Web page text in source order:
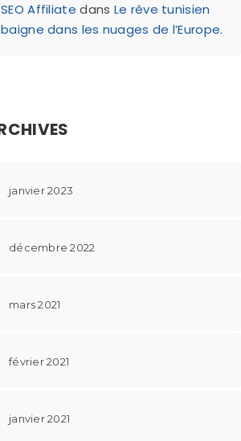
SEO Affiliate dans Le rêve tunisien
baigne dans les nuages de l’Europe.
janvier 2023
décembre 2022
mars 2021
février 2021
janvier 2021